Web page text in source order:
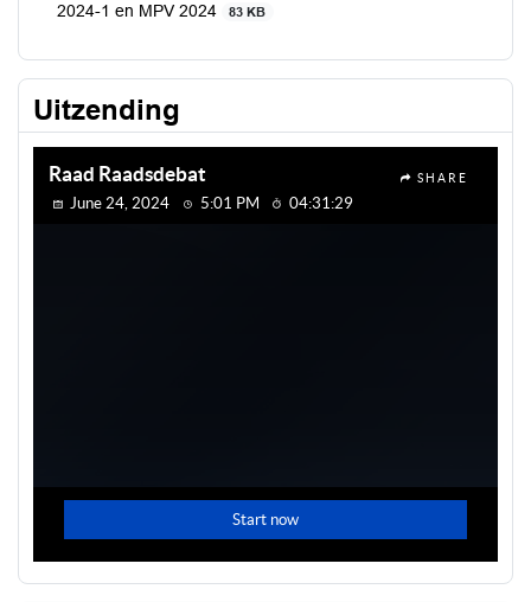
2024-1 en MPV 2024
83 KB
Uitzending